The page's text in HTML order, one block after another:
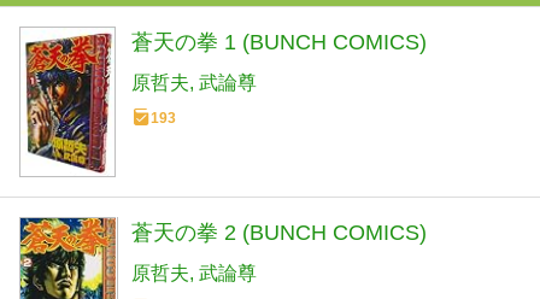
蒼天の拳 1 (BUNCH COMICS)
原哲夫 武論尊
193
蒼天の拳 2 (BUNCH COMICS)
原哲夫 武論尊